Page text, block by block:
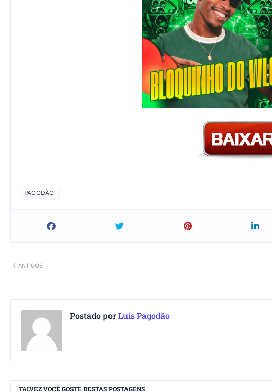
PAGODÃO
ANTIGOS
Postado porLuis Pagodão
TALVEZ VOCÊ GOSTE DESTAS POSTAGENS